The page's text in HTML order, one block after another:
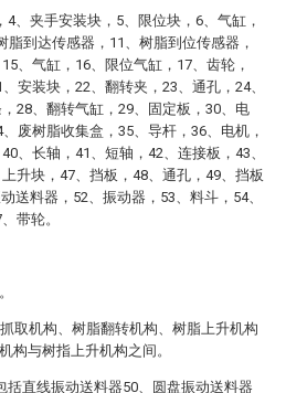
、夹手安装块，5、限位块，6、气缸，
到达传感器，11、树脂到位传感器，
、气缸，16、限位气缸，17、齿轮，
安装块，22、翻转夹，23、通孔，24、
28、翻转气缸，29、固定板，30、电
废树脂收集盒，35、导杆，36、电机，
、长轴，41、短轴，42、连接板，43、
升块，47、挡板，48、通孔，49、挡板
送料器，52、振动器，53、料斗，54、
带轮。
取机构、树脂翻转机构、树脂上升机构
构与树指上升机构之间。
直线振动送料器50、圆盘振动送料器